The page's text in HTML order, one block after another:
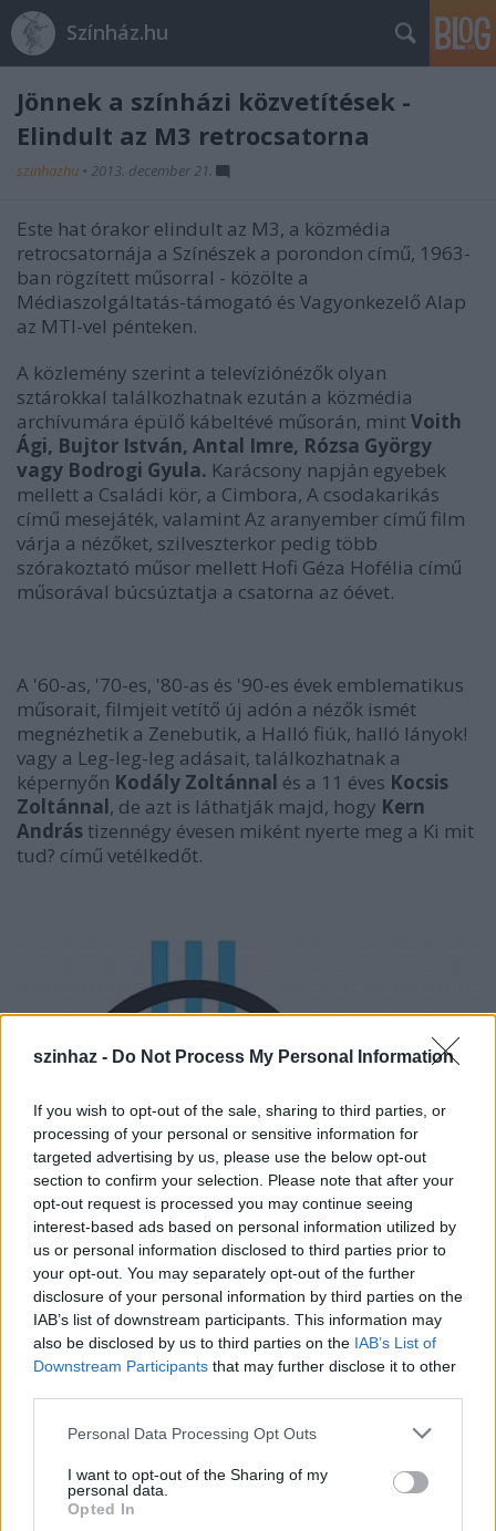
szinhaz - Do Not Process My Personal Information
If you wish to opt-out of the sale, sharing to third parties, or
processing of your personal or sensitive information for
targeted advertising by us, please use the below opt-out
section to confirm your selection. Please note that after your
opt-out request is processed you may continue seeing
interest-based ads based on personal information utilized by
us or personal information disclosed to third parties prior to
your opt-out. You may separately opt-out of the further
disclosure of your personal information by third parties on the
IAB’s list of downstream participants. This information may
also be disclosed by us to third parties on the IAB’s List of
Downstream Participants that may further disclose it to other
Please note that this website/app uses one or more Google
not limited to your visit or usage behaviour. You may click to
grant or deny consent to Google and its third-party tags to
use your data for below specified purposes in below Google
Personal Data Processing Opt Outs
I want to opt-out of the Sharing of my
personal data.
Opted In
Színház.hu
Jönnek a színházi közvetítések -
Elindult az M3 retrocsatorna
szinhazhu • 2013. december 21.
Este hat órakor elindult az M3, a közmédia
retrocsatornája a Színészek a porondon című, 1963-
ban rögzített műsorral - közölte a
Médiaszolgáltatás-támogató és Vagyonkezelő Alap
az MTI-vel pénteken.
A közlemény szerint a televíziónézők olyan
sztárokkal találkozhatnak ezután a közmédia
archívumára épülő kábeltévé műsorán, mintVoith
Ági, Bujtor István, Antal Imre, Rózsa György
vagy Bodrogi Gyula. Karácsony napján egyebek
mellett a Családi kör, a Cimbora, A csodakarikás
című mesejáték, valamint Az aranyember című film
várja a nézőket, szilveszterkor pedig több
szórakoztató műsor mellett Hofi Géza Hofélia című
műsorával búcsúztatja a csatorna az óévet.
A '60-as, '70-es, '80-as és '90-es évek emblematikus
műsorait, filmjeit vetítő új adón a nézők ismét
megnézhetik a Zenebutik, a Halló fiúk, halló lányok!
vagy a Leg-leg-leg adásait, találkozhatnak a
képernyőn Kodály Zoltánnal és a 11 éves Kocsis
Zoltánnal, de azt is láthatják majd, hogy Kern
András tizennégy évesen miként nyerte meg a Ki mit
tud? című vetélkedőt.
Újra vetítik a Szomszédok, a Nők a pult mögött vagy
nélkül című nemzetközi ügyességi vetélkedő
Gundel